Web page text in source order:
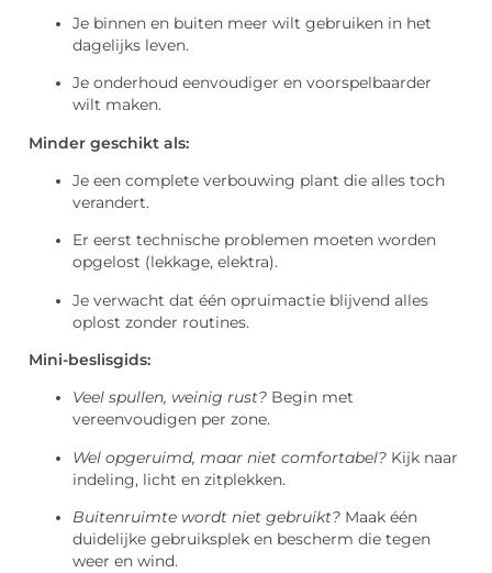
Je binnen en buiten meer wilt gebruiken in het
dagelijks leven.
Je onderhoud eenvoudiger en voorspelbaarder
wilt maken.
Minder geschikt als:
Je een complete verbouwing plant die alles toch
verandert.
Er eerst technische problemen moeten worden
opgelost (lekkage, elektra).
Je verwacht dat één opruimactie blijvend alles
oplost zonder routines.
Mini-beslisgids:
Veel spullen, weinig rust? Begin met
vereenvoudigen per zone.
Wel opgeruimd, maar niet comfortabel? Kijk naar
indeling, licht en zitplekken.
Buitenruimte wordt niet gebruikt? Maak één
duidelijke gebruiksplek en bescherm die tegen
weer en wind.